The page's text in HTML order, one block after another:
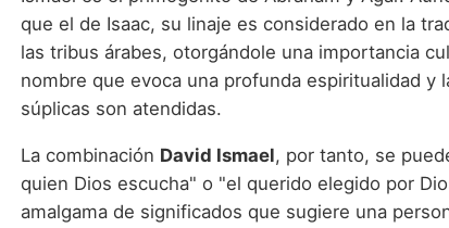
que el de Isaac, su linaje es considerado en la
las tribus árabes, otorgándole una importancia
nombre que evoca una profunda espiritualidad y
súplicas son atendidas.
La combinación David Ismael, por tanto, se
quien Dios escucha" o "el querido elegido por
amalgama de significados que sugiere una